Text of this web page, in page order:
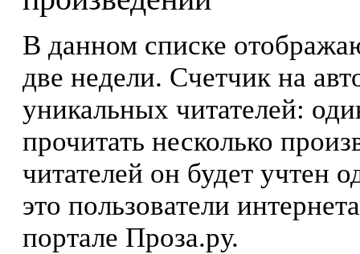
В данном списке
две недели. Счетчик на
уникальных читателей:
прочитать несколько
читателей он будет учтен
это пользователи
портале Проза.ру.